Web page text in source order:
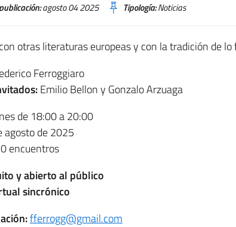
agosto 04 2025 Tipología:Noticias
otras literaturas europeas y con la tradición de
Ferroggiaro
Emilio Bellon y Gonzalo Arzuaga
de 18:00 a 20:00
agosto de 2025
encuentros
y abierto al público
sincrónico
fferrogg@gmail.com